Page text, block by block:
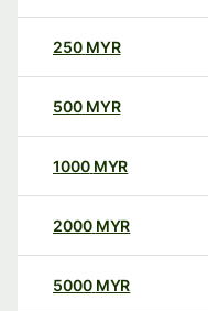
250 MYR
500 MYR
1000 MYR
2000 MYR
5000 MYR